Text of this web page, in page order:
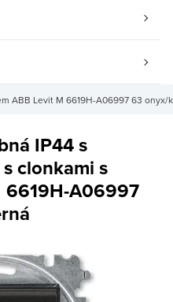
ABB Levit M 6619H-A06997 63 onyx/k
IP44 s
clonkami s
6619H-A06997